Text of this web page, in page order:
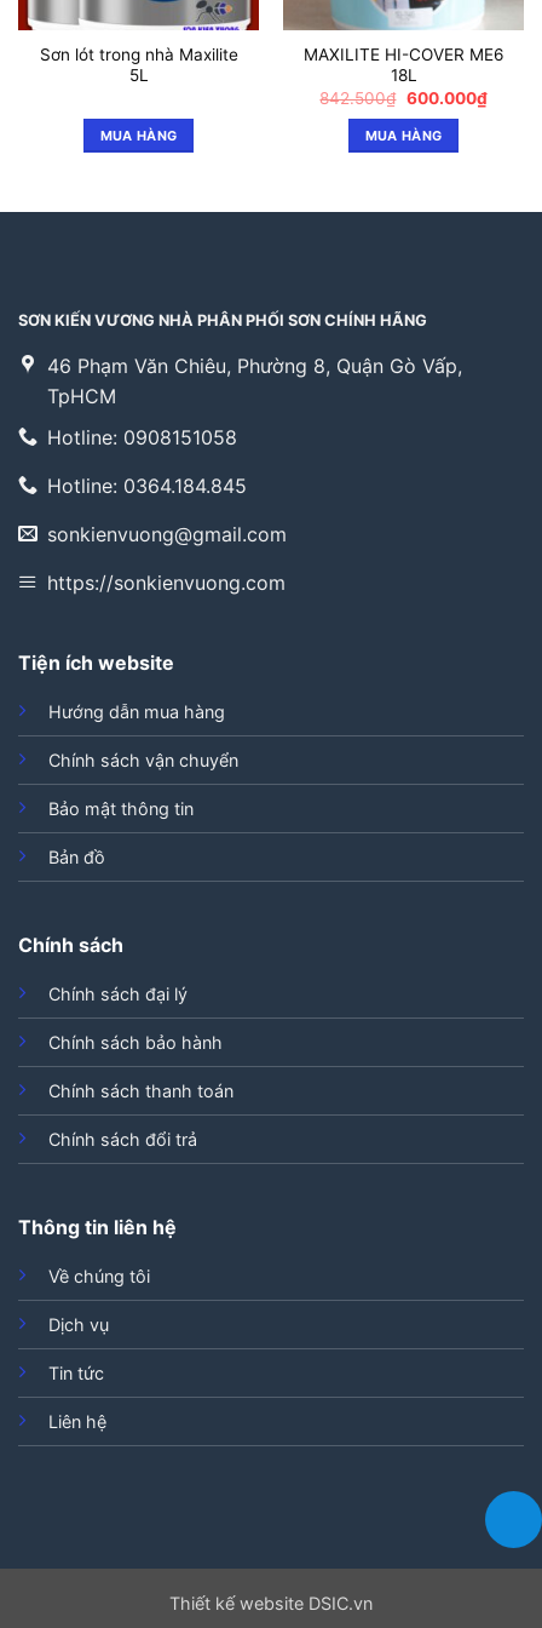
Sơn lót trong nhà Maxilite
5L
MUA HÀNG
MAXILITE HI-COVER ME6
18L
842.500₫ Giá
gốc
là:
842.500₫.
600.000₫Giá
hiện
MUA HÀNG
SƠN KIẾN VƯƠNG NHÀ PHÂN PHỐI SƠN CHÍNH HÃNG
46 Phạm Văn Chiêu, Phường 8, Quận Gò Vấp,
TpHCM
Hotline: 0908151058
Hotline: 0364.184.845
sonkienvuong@gmail.com
https://sonkienvuong.com
Tiện ích website
Hướng dẫn mua hàng
Chính sách vận chuyển
Bảo mật thông tin
Bản đồ
Chính sách
Chính sách đại lý
Chính sách bảo hành
Chính sách thanh toán
Chính sách đổi trả
Thông tin liên hệ
Về chúng tôi
Dịch vụ
Tin tức
Liên hệ
Thiết kế website DSIC.vn